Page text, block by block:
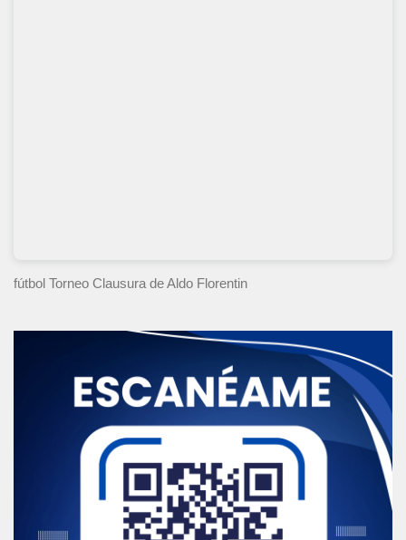
fútbol Torneo Clausura de Aldo Florentin